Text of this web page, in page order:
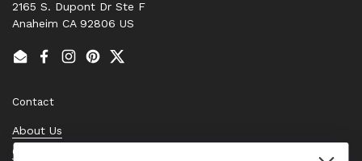
2165 S. Dupont Dr Ste F
Anaheim CA 92806 US
EmailFacebook
Instagram
PinterestTwitter
Contact
About Us
Contact Us